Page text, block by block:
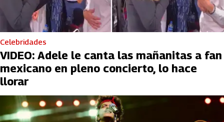
Celebridades
VIDEO: Adele le canta las mañanitas a fan
mexicano en pleno concierto, lo hace
llorar